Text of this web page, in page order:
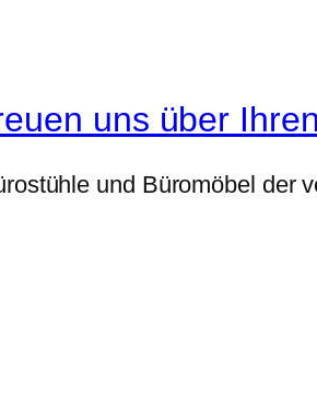
uns über
und Büromöbel der